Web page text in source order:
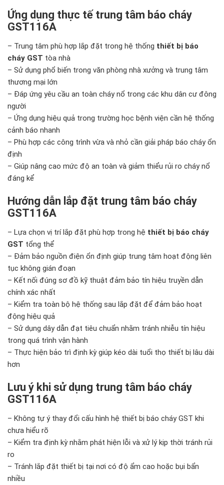
Ứng dụng thực tế trung tâm báo cháy
GST116A
– Trung tâm phù hợp lắp đặt trong hệ thống thiết bị báo
cháy GST tòa nhà
– Sử dụng phổ biến trong văn phòng nhà xưởng và trung tâm
thương mại lớn
– Đáp ứng yêu cầu an toàn cháy nổ trong các khu dân cư đông
người
– Ứng dụng hiệu quả trong trường học bệnh viện cần hệ thống
cảnh báo nhanh
– Phù hợp các công trình vừa và nhỏ cần giải pháp báo cháy ổn
định
– Giúp nâng cao mức độ an toàn và giảm thiểu rủi ro cháy nổ
đáng kể
Hướng dẫn lắp đặt trung tâm báo cháy
GST116A
– Lựa chọn vị trí lắp đặt phù hợp trong hệ thiết bị báo cháy
GST tổng thể
– Đảm bảo nguồn điện ổn định giúp trung tâm hoạt động liên
tục không gián đoạn
– Kết nối đúng sơ đồ kỹ thuật đảm bảo tín hiệu truyền dẫn
chính xác nhất
– Kiểm tra toàn bộ hệ thống sau lắp đặt để đảm bảo hoạt
động hiệu quả
– Sử dụng dây dẫn đạt tiêu chuẩn nhằm tránh nhiễu tín hiệu
trong quá trình vận hành
– Thực hiện bảo trì định kỳ giúp kéo dài tuổi thọ thiết bị lâu dài
hơn
Lưu ý khi sử dụng trung tâm báo cháy
GST116A
– Không tự ý thay đổi cấu hình hệ thiết bị báo cháy GST khi
chưa hiểu rõ
– Kiểm tra định kỳ nhằm phát hiện lỗi và xử lý kịp thời tránh rủi
ro
– Tránh lắp đặt thiết bị tại nơi có độ ẩm cao hoặc bụi bẩn
nhiều